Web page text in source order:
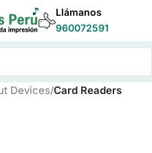
Llámanos
960072591
Devices/Card Readers